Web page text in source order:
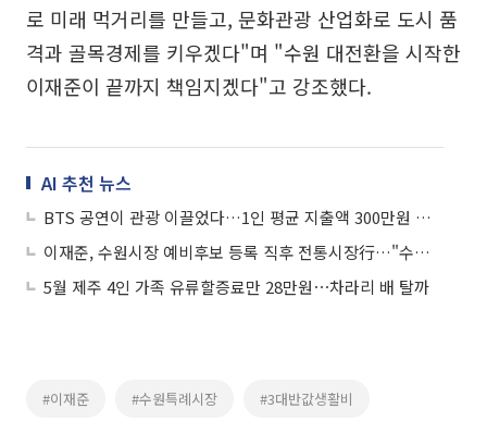
로 미래 먹거리를 만들고, 문화관광 산업화로 도시 품
격과 골목경제를 키우겠다"며 "수원 대전환을 시작한
이재준이 끝까지 책임지겠다"고 강조했다.
AI 추천 뉴스
BTS 공연이 관광 이끌었다…1인 평균 지출액 300만원 상회
이재준, 수원시장 예비후보 등록 직후 전통시장行…"수원 대전환, 민생에서 시작"
5월 제주 4인 가족 유류할증료만 28만원⋯차라리 배 탈까
#이재준 #수원특례시장 #3대반값생활비